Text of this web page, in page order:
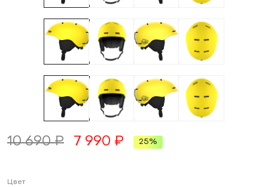
10 690 ₽ 7 990 ₽ 25%
Цвет